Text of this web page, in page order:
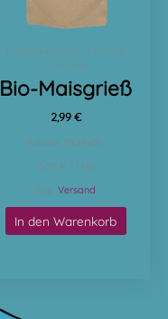
Kohlenhydrate - Flocken
und Brei
Bio-Maisgrieß
2,99 €
Enthält 7% MwSt.
(5,98 € / 1 kg)
zzgl.Versand
In den Warenkorb